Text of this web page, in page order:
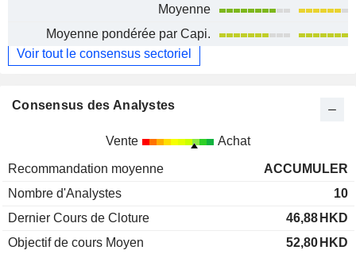
Moyenne
Moyenne pondérée par Capi.
Voir tout le consensus sectoriel
Consensus des Analystes
Vente Achat
Recommandation moyenne
ACCUMULER
Nombre d'Analystes
10
Dernier Cours de Cloture
46,88 HKD
Objectif de cours Moyen
52,80 HKD